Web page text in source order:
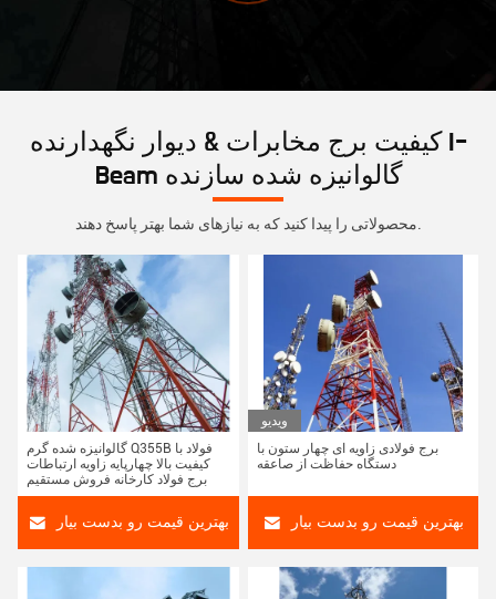
کیفیت برج مخابرات & دیوار نگهدارنده I-
Beam گالوانیزه شده سازنده
گالوانيزه شده گرم Q355B فولاد با
کيفيت بالا چهارپايه زاويه ارتباطات
برج فولاد کارخانه فروش مستقيم
بهترین قیمت رو بدست بیار
ویدیو
برج فولادی زاویه ای چهار ستون با
دستگاه حفاظت از صاعقه
بهترین قیمت رو بدست بیار